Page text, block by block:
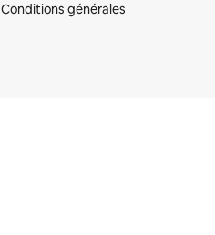
Conditions générales